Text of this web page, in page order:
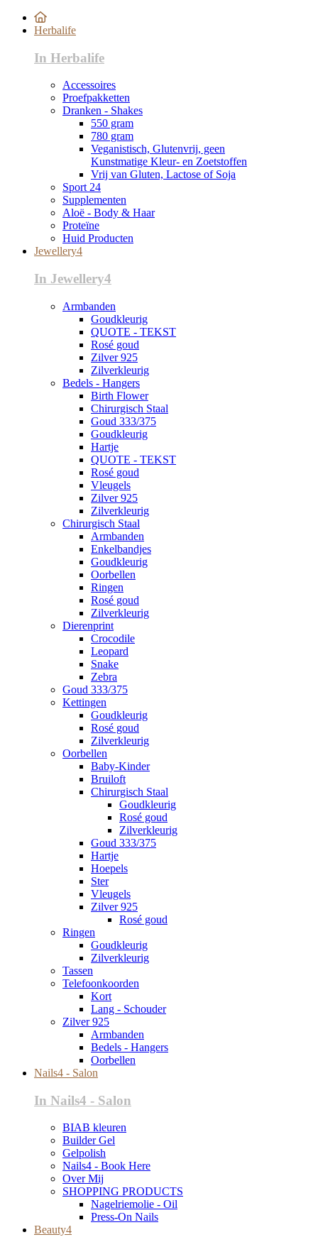
Herbalife
In Herbalife
Accessoires
Proefpakketten
Dranken - Shakes
550 gram
780 gram
Veganistisch, Glutenvrij, geen
Kunstmatige Kleur- en Zoetstoffen
Vrij van Gluten, Lactose of Soja
Sport 24
Supplementen
Aloë - Body & Haar
Proteïne
Huid Producten
Jewellery4
In Jewellery4
Armbanden
Goudkleurig
QUOTE - TEKST
Rosé goud
Zilver 925
Zilverkleurig
Bedels - Hangers
Birth Flower
Chirurgisch Staal
Goud 333/375
Goudkleurig
Hartje
QUOTE - TEKST
Rosé goud
Vleugels
Zilver 925
Zilverkleurig
Chirurgisch Staal
Armbanden
Enkelbandjes
Goudkleurig
Oorbellen
Ringen
Rosé goud
Zilverkleurig
Dierenprint
Crocodile
Leopard
Snake
Zebra
Goud 333/375
Kettingen
Goudkleurig
Rosé goud
Zilverkleurig
Oorbellen
Baby-Kinder
Bruiloft
Chirurgisch Staal
Goudkleurig
Rosé goud
Zilverkleurig
Goud 333/375
Hartje
Hoepels
Ster
Vleugels
Zilver 925
Rosé goud
Ringen
Goudkleurig
Zilverkleurig
Tassen
Telefoonkoorden
Kort
Lang - Schouder
Zilver 925
Armbanden
Bedels - Hangers
Oorbellen
Nails4 - Salon
In Nails4 - Salon
BIAB kleuren
Builder Gel
Gelpolish
Nails4 - Book Here
Over Mij
SHOPPING PRODUCTS
Nagelriemolie - Oil
Press-On Nails
Beauty4